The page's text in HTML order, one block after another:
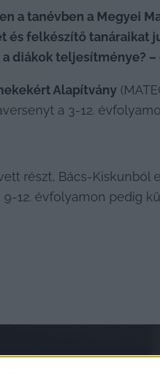
a tanévben a Megyei
felkészítő tanáraikat
diákok teljesítménye?
Alapítvány
a 3-12.
részt, Bács-
12. évfolyamon pedig